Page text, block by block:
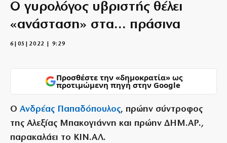
Ο γυρολόγος υβριστής θέλει
«ανάσταση» στα… πράσινα
6|05|2022 | 9:29
Προσθέστε την «δημοκρατία» ως
προτιμώμενη πηγή στην Google
Ο Ανδρέας Παπαδόπουλος, πρώην σύντροφος
της Αλεξίας Μπακογιάννη και πρώην ΔΗΜ.ΑΡ.,
παρακαλάει το ΚΙΝ.ΑΛ.